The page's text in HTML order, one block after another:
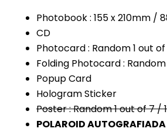
Photobook : 155 x 210mm /
CD
Photocard : Random 1 out of
Folding Photocard :
Popup Card
Hologram Sticker
Poster : Random 1 out of 7 /
POLAROID